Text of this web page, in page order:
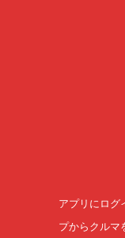
アプリにロ
プからクルマ